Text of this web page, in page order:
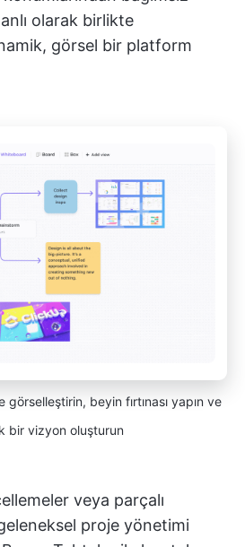
olarak birlikte
görsel bir platform
beyin fırtınası yapın ve
bir vizyon oluşturun
veya parçalı
proje yönetimi